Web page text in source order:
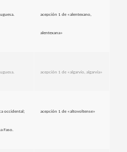
acepción 1 de «alentexano,
alentexana»
acepción 1 de «algarvío, algarvía»
occidental;
Faso.
acepción 1 de «altovoltense»